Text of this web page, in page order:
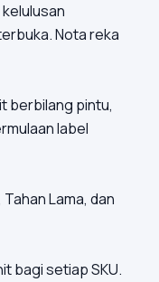
Nota reka
berbilang pintu,
label
Lama, dan
bagi setiap SKU.